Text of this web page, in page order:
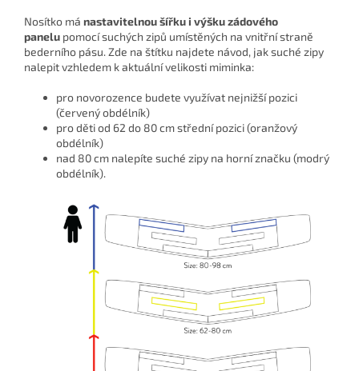
Nosítko má nastavitelnou šířku i výšku zádového
panelu pomocí suchých zipů umístěných na vnitřní straně
bederního pásu. Zde na štítku najdete návod, jak suché zipy
nalepit vzhledem k aktuální velikosti miminka:
pro novorozence budete využívat nejnižší pozici
(červený obdélník)
pro děti od 62 do 80 cm střední pozici (oranžový
obdélník)
nad 80 cm nalepíte suché zipy na horní značku (modrý
obdélník).